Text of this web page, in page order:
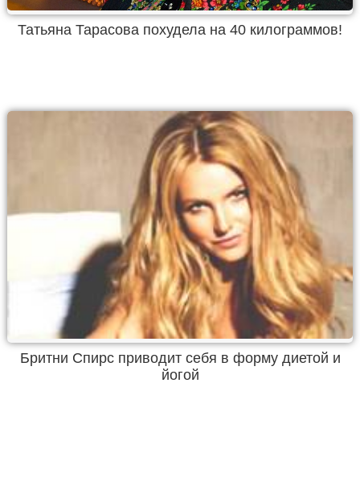
Татьяна Тарасова похудела на 40 килограммов!
Бритни Спирс приводит себя в форму диетой и
йогой